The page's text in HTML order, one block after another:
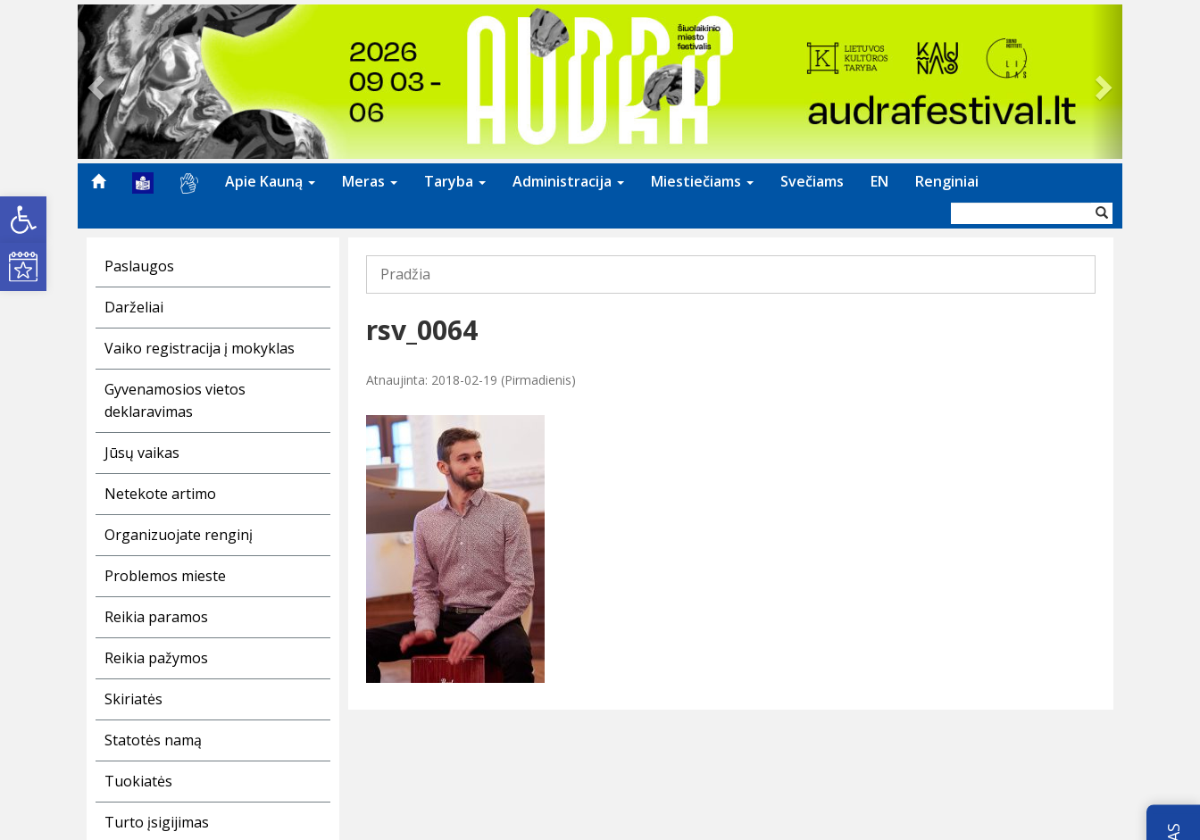
Open toolbar
Kultūros renginiai
Previous
Apie Kauną Meras Taryba Administracija Miestiečiams Svečiams EN Renginiai
forma
Paslaugos
Darželiai
Vaiko registracija į mokyklas
Gyvenamosios vietos
deklaravimas
Jūsų vaikas
Netekote artimo
Organizuojate renginį
Problemos mieste
Reikia paramos
Reikia pažymos
Skiriatės
Statotės namą
Tuokiatės
Turto įsigijimas
Pradžia
rsv_0064
Atnaujinta: 2018-02-19 (Pirmadienis)